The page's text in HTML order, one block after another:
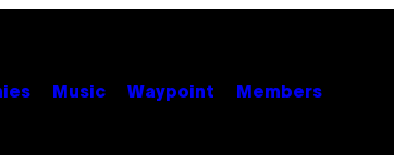
Music Waypoint Members